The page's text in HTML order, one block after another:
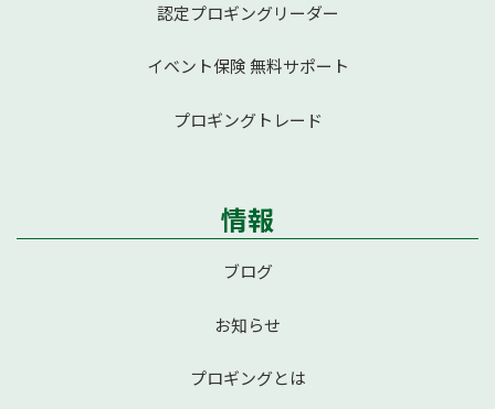
認定プロギングリーダー
イベント保険 無料サポート
プロギングトレード
情報
ブログ
お知らせ
プロギングとは